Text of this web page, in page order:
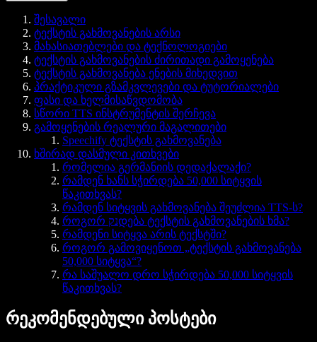
შესავალი
ტექსტის გახმოვანების არსი
მახასიათებლები და ტექნოლოგიები
ტექსტის გახმოვანების ძირითადი გამოყენება
ტექსტის გახმოვანება ენების მიხედვით
პრაქტიკული გზამკვლევები და ტუტორიალები
ფასი და ხელმისაწვდომობა
სწორი TTS ინსტრუმენტის შერჩევა
გამოყენების რეალური მაგალითები
Speechify ტექსტის გახმოვანება
ხშირად დასმული კითხვები
რომელია გერმანიის დედაქალაქი?
რამდენ ხანს სჭირდება 50,000 სიტყვის
წაკითხვას?
რამდენ სიტყვის გახმოვანება შეუძლია TTS-ს?
როგორ נקდება ტექსტის გახმოვანების ხმა?
რამდენი სიტყვა არის ტექსტში?
როგორ გამოვიყენოთ „ტექსტის გახმოვანება
50,000 სიტყვა“?
რა საშუალო დრო სჭირდება 50,000 სიტყვის
წაკითხვას?
რეკომენდებული პოსტები